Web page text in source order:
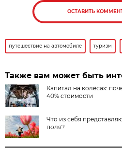
ОСТАВИТЬ
путешествие на автомобиле туризм
Также вам может быть
Капитал на колёсах:
40% стоимости
Что из себя
поля?